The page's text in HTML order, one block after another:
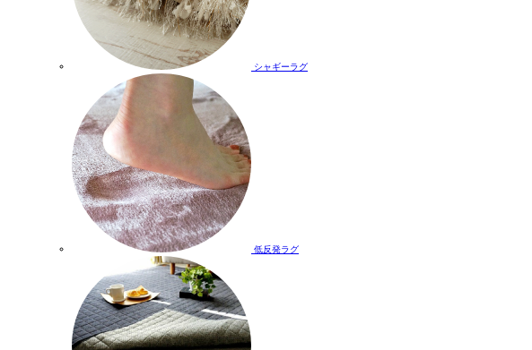
シャギーラグ
低反発ラグ